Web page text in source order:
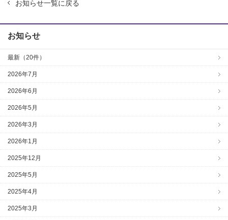
お知らせ一覧に戻る
お知らせ
最新（20件）
2026年7月
2026年6月
2026年5月
2026年3月
2026年1月
2025年12月
2025年5月
2025年4月
2025年3月